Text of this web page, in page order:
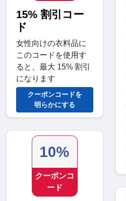
15% 割引コー
ド
女性向けの衣料品に
このコードを使用す
ると、最大 15% 割引
になります
クーポンコードを
明らかにする
10%
クーポンコ
ード